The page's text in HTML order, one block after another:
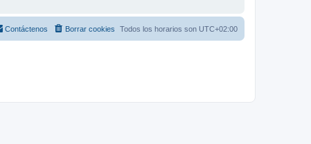
Todos los horarios son UTC+02:00
Borrar cookies
Contáctenos